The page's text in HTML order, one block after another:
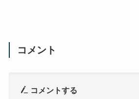
コメント
コメントする